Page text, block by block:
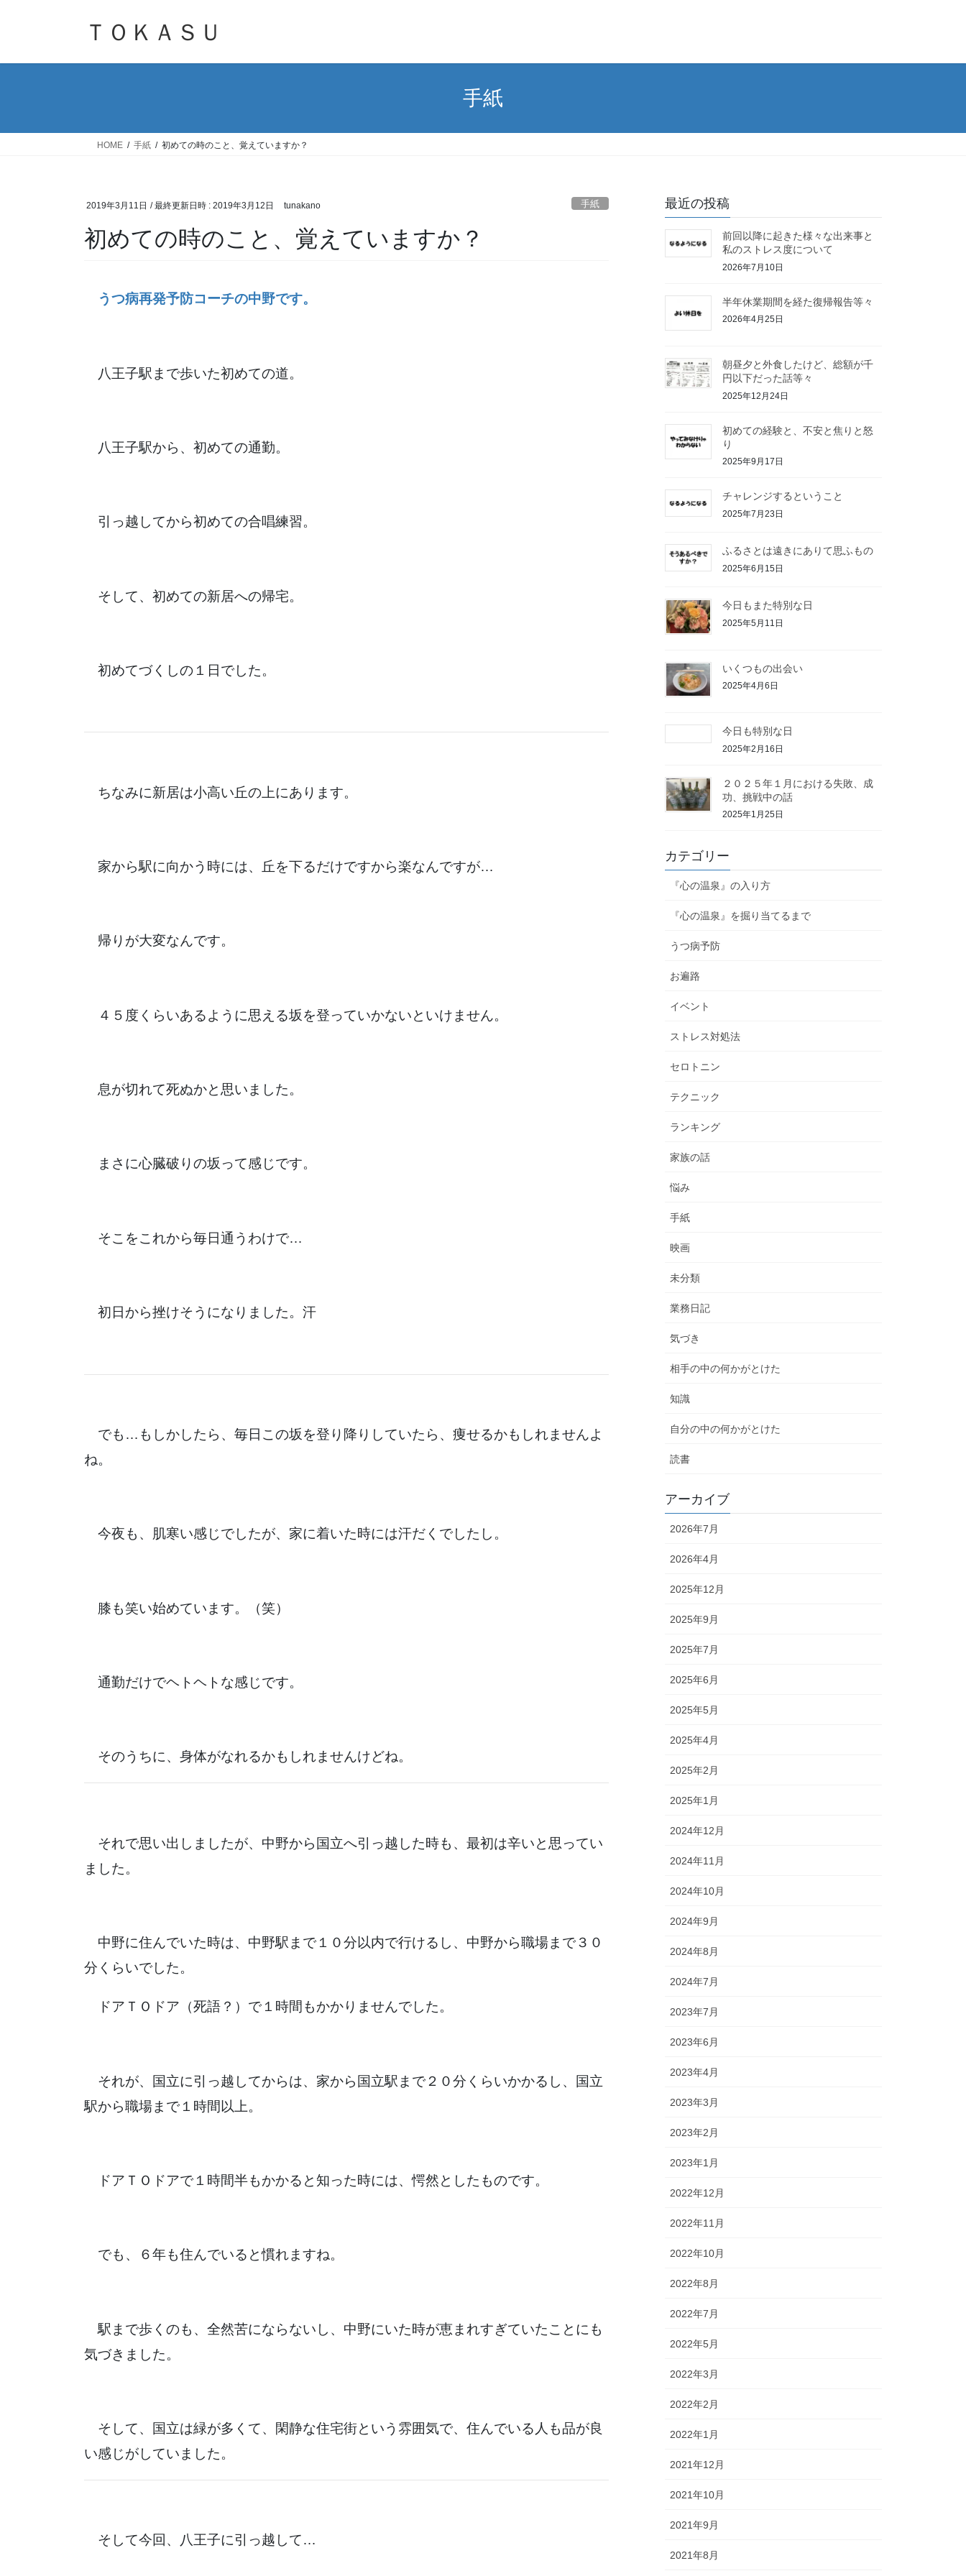
ＴＯＫＡＳＵ
手紙
HOME 手紙 初めての時のこと、覚えていますか？
2019年3月11日 / 最終更新日時 : 2019年3月12日 tunakano 手紙
初めての時のこと、覚えていますか？
うつ病再発予防コーチの中野です。
八王子駅まで歩いた初めての道。
八王子駅から、初めての通勤。
引っ越してから初めての合唱練習。
そして、初めての新居への帰宅。
初めてづくしの１日でした。
ちなみに新居は小高い丘の上にあります。
家から駅に向かう時には、丘を下るだけですから楽なんですが…
帰りが大変なんです。
４５度くらいあるように思える坂を登っていかないといけません。
息が切れて死ぬかと思いました。
まさに心臓破りの坂って感じです。
そこをこれから毎日通うわけで…
初日から挫けそうになりました。汗
でも…もしかしたら、毎日この坂を登り降りしていたら、痩せるかもしれませんよ
ね。
今夜も、肌寒い感じでしたが、家に着いた時には汗だくでしたし。
膝も笑い始めています。（笑）
通勤だけでヘトヘトな感じです。
そのうちに、身体がなれるかもしれませんけどね。
それで思い出しましたが、中野から国立へ引っ越した時も、最初は辛いと思ってい
ました。
中野に住んでいた時は、中野駅まで１０分以内で行けるし、中野から職場まで３０
分くらいでした。
ドアＴＯドア（死語？）で１時間もかかりませんでした。
それが、国立に引っ越してからは、家から国立駅まで２０分くらいかかるし、国立
駅から職場まで１時間以上。
ドアＴＯドアで１時間半もかかると知った時には、愕然としたものです。
でも、６年も住んでいると慣れますね。
駅まで歩くのも、全然苦にならないし、中野にいた時が恵まれすぎていたことにも
気づきました。
そして、国立は緑が多くて、閑静な住宅街という雰囲気で、住んでいる人も品が良
い感じがしていました。
そして今回、八王子に引っ越して…
最近の投稿
前回以降に起きた様々な出来事と
私のストレス度について
2026年7月10日
半年休業期間を経た復帰報告等々
2026年4月25日
朝昼夕と外食したけど、総額が千
円以下だった話等々
2025年12月24日
初めての経験と、不安と焦りと怒
り
2025年9月17日
チャレンジするということ
2025年7月23日
ふるさとは遠きにありて思ふもの
2025年6月15日
今日もまた特別な日
2025年5月11日
いくつもの出会い
2025年4月6日
今日も特別な日
2025年2月16日
２０２５年１月における失敗、成
功、挑戦中の話
2025年1月25日
カテゴリー
『心の温泉』の入り方
『心の温泉』を掘り当てるまで
うつ病予防
お遍路
イベント
ストレス対処法
セロトニン
テクニック
ランキング
家族の話
悩み
手紙
映画
未分類
業務日記
気づき
相手の中の何かがとけた
知識
自分の中の何かがとけた
読書
アーカイブ
2026年7月
2026年4月
2025年12月
2025年9月
2025年7月
2025年6月
2025年5月
2025年4月
2025年2月
2025年1月
2024年12月
2024年11月
2024年10月
2024年9月
2024年8月
2024年7月
2023年7月
2023年6月
2023年4月
2023年3月
2023年2月
2023年1月
2022年12月
2022年11月
2022年10月
2022年8月
2022年7月
2022年5月
2022年3月
2022年2月
2022年1月
2021年12月
2021年10月
2021年9月
2021年8月